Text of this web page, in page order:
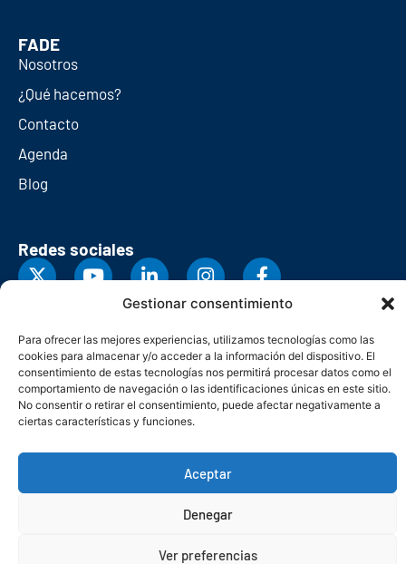
Gestionar consentimiento
Para ofrecer las mejores experiencias, utilizamos tecnologías como las
cookies para almacenar y/o acceder a la información del dispositivo. El
consentimiento de estas tecnologías nos permitirá procesar datos como el
comportamiento de navegación o las identificaciones únicas en este sitio.
No consentir o retirar el consentimiento, puede afectar negativamente a
ciertas características y funciones.
Aceptar
Denegar
Ver preferencias
FADE
Nosotros
¿Qué hacemos?
Contacto
Agenda
Blog
Redes sociales
© Copyright 2026. Federación Asturiana de Empresarios
Política de cookies